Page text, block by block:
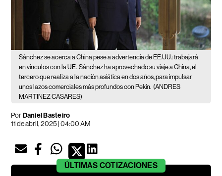
Sánchez se acerca a China pese a advertencia de EE.UU.: trabajará
en vínculos con la UE. Sánchez ha aprovechado su viaje a China, el
tercero que realiza a la nación asiática en dos años, para impulsar
unos lazos comerciales más profundos con Pekín. (ANDRES
MARTINEZ CASARES)
PorDaniel Basteiro
11 de abril, 2025 | 04:00 AM
ÚLTIMAS COTIZACIONES